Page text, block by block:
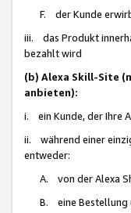
F. der Kunde
iii. das Produkt
bezahlt wird
(b) Alexa Skill-Site
anbieten):
i. ein Kunde, der Ihre
ii. während einer
entweder:
A. von der Alexa
B. eine Bestellung